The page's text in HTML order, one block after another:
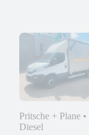
Pritsche + Plane •
Diesel